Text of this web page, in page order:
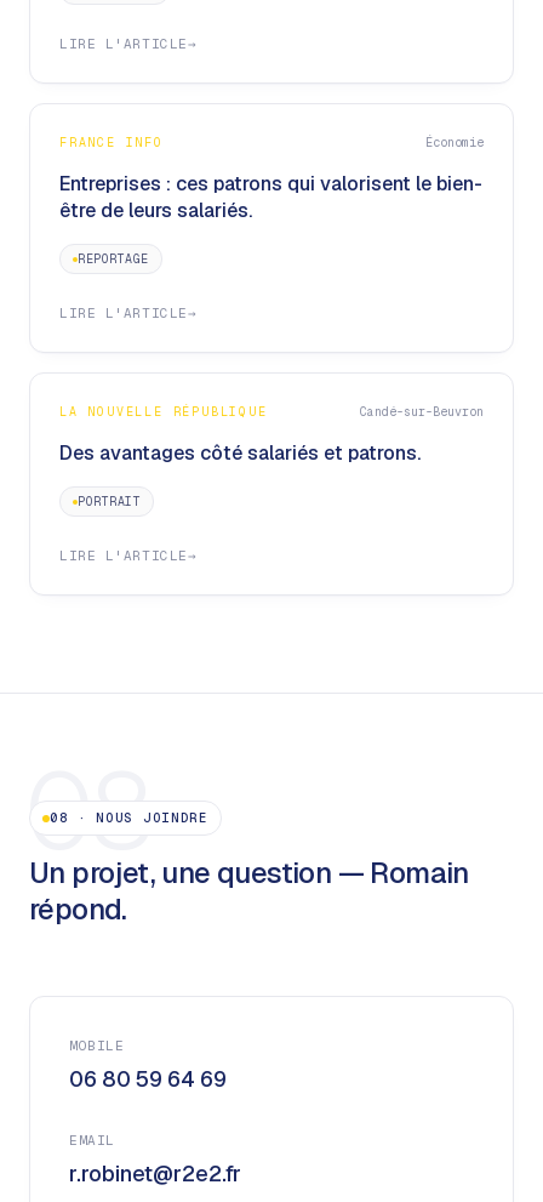
LIRE L'ARTICLE→
FRANCE INFO Économie
Entreprises : ces patrons qui valorisent le bien-
être de leurs salariés.
REPORTAGE
LIRE L'ARTICLE→
LA NOUVELLE RÉPUBLIQUE Candé-sur-Beuvron
Des avantages côté salariés et patrons.
PORTRAIT
LIRE L'ARTICLE→
08
08 ·NOUS JOINDRE
Un projet, une question — Romain
répond.
MOBILE
06 80 59 64 69
EMAIL
r.robinet@r2e2.fr